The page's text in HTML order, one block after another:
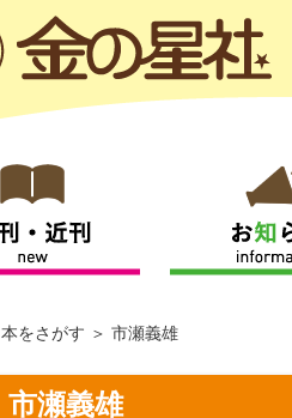
本をさがす 市瀬義雄
市瀬義雄